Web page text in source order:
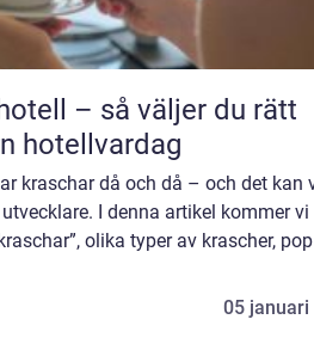
du rätt
hotellvardag
kraschar då och då – och det kan
I denna artikel kommer
olika typer av krascher,
05 januari